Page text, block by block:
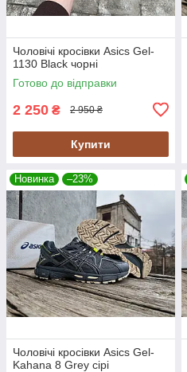
Чоловічі кросівки Asics Gel-
1130 Black чорні
Готово до відправки
2 250 ₴ 2 950 ₴
Купити
Новинка –23%
Чоловічі кросівки Asics Gel-
Kahana 8 Grey сірі